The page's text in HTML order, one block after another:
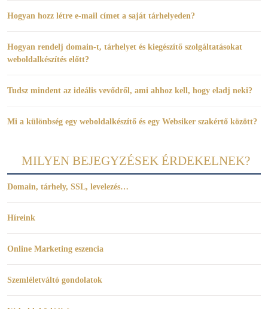
Hogyan hozz létre e-mail címet a saját tárhelyeden?
Hogyan rendelj domain-t, tárhelyet és kiegészítő szolgáltatásokat
weboldalkészítés előtt?
Tudsz mindent az ideális vevődről, ami ahhoz kell, hogy eladj neki?
Mi a különbség egy weboldalkészítő és egy Websiker szakértő között?
MILYEN BEJEGYZÉSEK ÉRDEKELNEK?
Domain, tárhely, SSL, levelezés…
Híreink
Online Marketing eszencia
Szemléletváltó gondolatok